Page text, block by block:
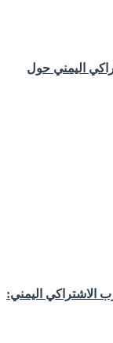
اليمني حول
الاشتراكي اليمني: